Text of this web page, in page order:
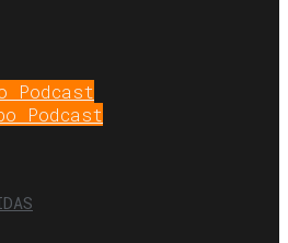
Podcast
Podcast